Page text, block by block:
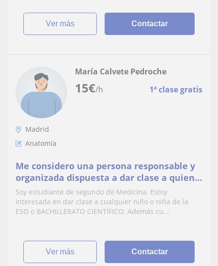
ver más Contactar
15€/h 1ª clase gratis
María Calvete Pedroche
Madrid
Anatomía
Me considero una persona responsable y
organizada dispuesta a dar clase a quien
necesite un empujón en sus estudios
Soy estudiante de segundo de Medicina. Estoy
interesada en dar clase a cualquier niño o niña de la
ESO o BACHILLERATO CIENTÍFICO. Además cu...
ver más Contactar